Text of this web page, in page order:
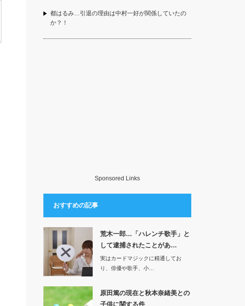
都はるみ…引退の理由は中村一好が関係していたの
か？！
Sponsored Links
おすすめの記事
荒木一郎…「ハレンチ歌手」と
して逮捕されたことがあ…
実はカードマジックに精通してお
り、俳優や歌手、小…
原田篤の現在と秋本奈緒美との
子供に関する件